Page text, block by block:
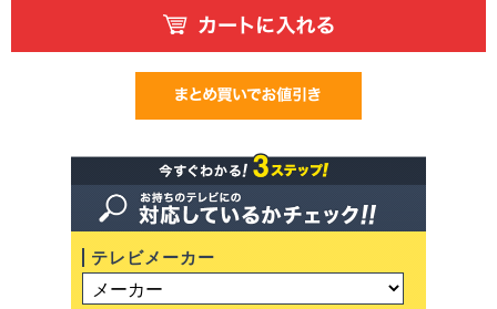
テレビメーカー